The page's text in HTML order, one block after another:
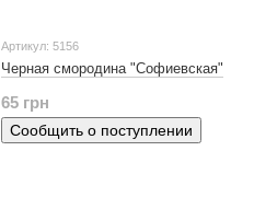
Артикул: 5156
Черная смородина "Софиевская"
65 грн
Сообщить о поступлении